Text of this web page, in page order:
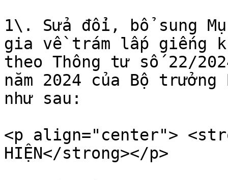
1\. Sửa đổi, bổ sung
gia về trám lấp giếng
theo Thông tư số 22/
năm 2024 của Bộ
như sau:
<p align="center">
HIỆN</strong></p>